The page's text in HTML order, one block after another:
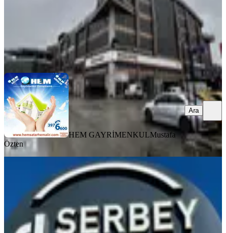
HEM GAYRİMENKUL Mustafa Özten
Ara
HEM GAYRİMENKULMustafa
Özten
Ara
İvedik Organize Sanayide Katta
Satılık Na-tamam Ofis
Yenimahalle, İvedikosb Mahallesi
1 Oda
·66 m² ·1. Kat·14.02.2026